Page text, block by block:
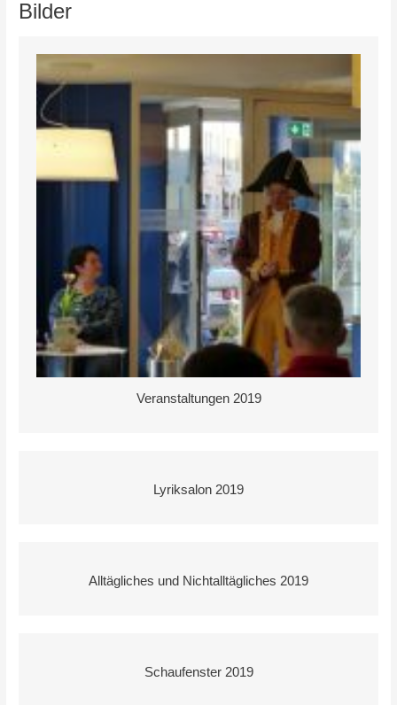
Bilder
Veranstaltungen 2019
Lyriksalon 2019
Alltägliches und Nichtalltägliches 2019
Schaufenster 2019